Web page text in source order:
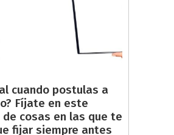
cuando postulas a
Fíjate en este
cosas en las que te
fijar siempre antes